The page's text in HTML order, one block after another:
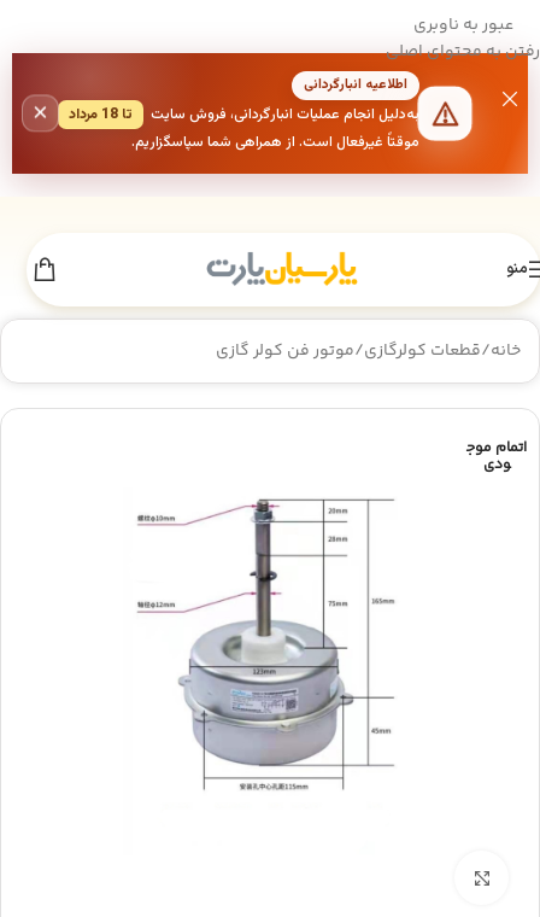
عبور به ناوبری
رفتن به محتوای اصلی
اطلاعیه انبارگردانی
به‌دلیل انجام عملیات انبارگردانی، فروش سایت
تا 18 مرداد
موقتاً غیرفعال است. از همراهی شما سپاسگزاریم.
×
منو
خانه/قطعات کولرگازی/موتور فن کولر گازی
اتمام موج
ودی